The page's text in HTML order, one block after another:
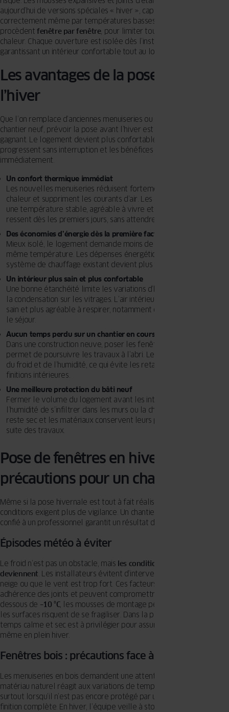
aujourd’hui de versions spéciales « hiver », capables de durcir
correctement même par températures basses. Les équipes
procèdent fenêtre par fenêtre, pour limiter toute déperdition de
chaleur. Chaque ouverture est isolée dès l’installation terminée,
garantissant un intérieur confortable tout au long du chantier.
Les avantages de la pose avant
l’hiver
Que l’on remplace d’anciennes menuiseries ou que l’on avance sur un
chantier neuf, prévoir la pose avant l’hiver est souvent un choix
gagnant. Le logement devient plus confortable, les travaux
progressent sans interruption et les bénéfices se ressentent
immédiatement.
Un confort thermique immédiat
Les nouvelles menuiseries réduisent fortement les pertes de
chaleur et suppriment les courants d’air. Les pièces conservent
une température stable, agréable à vivre et cette amélioration se
ressent dès les premiers jours, sans attendre la fin de l’hiver.
Des économies d’énergie dès la première facture
Mieux isolé, le logement demande moins de chauffage pour une
même température. Les dépenses énergétiques baissent et le
système de chauffage existant devient plus efficace.
Un intérieur plus sain et plus confortable
Une bonne étanchéité limite les variations d’humidité et prévient
la condensation sur les vitrages. L’air intérieur reste plus sec, plus
sain et plus agréable à respirer, notamment dans les chambres ou
le séjour.
Aucun temps perdu sur un chantier en cours
Dans une construction neuve, poser les fenêtres avant l’hiver
permet de poursuivre les travaux à l’abri. Le bâtiment est protégé
du froid et de l’humidité, ce qui évite les retards et préserve les
finitions intérieures.
Une meilleure protection du bâti neuf
Fermer le volume du logement avant les intempéries empêche
l’humidité de s’infiltrer dans les murs ou la charpente. Le chantier
reste sec et les matériaux conservent leurs performances pour la
suite des travaux.
Pose de fenêtres en hiver : les
précautions pour un chantier réussi
Même si la pose hivernale est tout à fait réalisable, certaines
conditions exigent plus de vigilance. Un chantier bien planifié et
confié à un professionnel garantit un résultat durable et performant.
Épisodes météo à éviter
Le froid n’est pas un obstacle, mais les conditions extrêmes le
deviennent. Les installateurs évitent d’intervenir lorsqu’il pleut, qu’il
neige ou que le vent est trop fort. Ces facteurs nuisent à la bonne
adhérence des joints et peuvent compromettre l’étanchéité. En
dessous de –10 °C, les mousses de montage perdent en efficacité et
les surfaces risquent de se fragiliser. Dans la plupart des régions, un
temps calme et sec est à privilégier pour assurer une pose réussie,
même en plein hiver.
Fenêtres bois : précautions face à l’humidité
Les menuiseries en bois demandent une attention particulière. Ce
matériau naturel réagit aux variations de température et d’humidité,
surtout lorsqu’il n’est pas encore protégé par une lasure ou une
finition complète. En hiver, l’équipe veille à stocker les éléments à